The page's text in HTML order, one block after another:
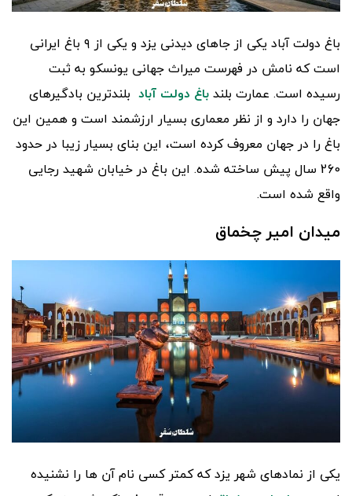
باغ دولت آباد یکی از جاهای دیدنی یزد و یکی از ۹ باغ ایرانی
است که نامش در فهرست میراث جهانی یونسکو به ثبت
رسیده است. عمارت بلندباغ دولت آباد بلندترین بادگیرهای
جهان را دارد و از نظر معماری بسیار ارزشمند است و همین این
باغ را در جهان معروف کرده است، این بنای بسیار زیبا در حدود
260 سال پیش ساخته شده. این باغ در خیابان شهید رجایی
واقع شده است.
میدان امیر چخماق
یکی از نمادهای شهر یزد که کمتر کسی نام آن ها را نشنیده